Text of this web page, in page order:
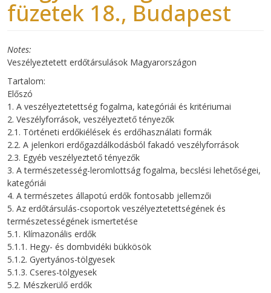
füzetek 18., Budapest
Notes
Veszélyeztetett erdőtársulások Magyarországon
Tartalom:
Előszó
1. A veszélyeztetettség fogalma, kategóriái és kritériumai
2. Veszélyforrások, veszélyeztető tényezők
2.1. Történeti erdőkiélések és erdőhasználati formák
2.2. A jelenkori erdőgazdálkodásból fakadó veszélyforrások
2.3. Egyéb veszélyeztető tényezők
3. A természetesség-leromlottság fogalma, becslési lehetőségei,
kategóriái
4. A természetes állapotú erdők fontosabb jellemzői
5. Az erdőtársulás-csoportok veszélyeztetettségének és
természetességének ismertetése
5.1. Klímazonális erdők
5.1.1. Hegy- és dombvidéki bükkösök
5.1.2. Gyertyános-tölgyesek
5.1.3. Cseres-tölgyesek
5.2. Mészkerülő erdők